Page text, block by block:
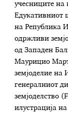
учесниците на
Едукативниот
на Република
одржливи
од Западен
Маурицио
земјоделие на
генералниот
земјоделство
илустрација